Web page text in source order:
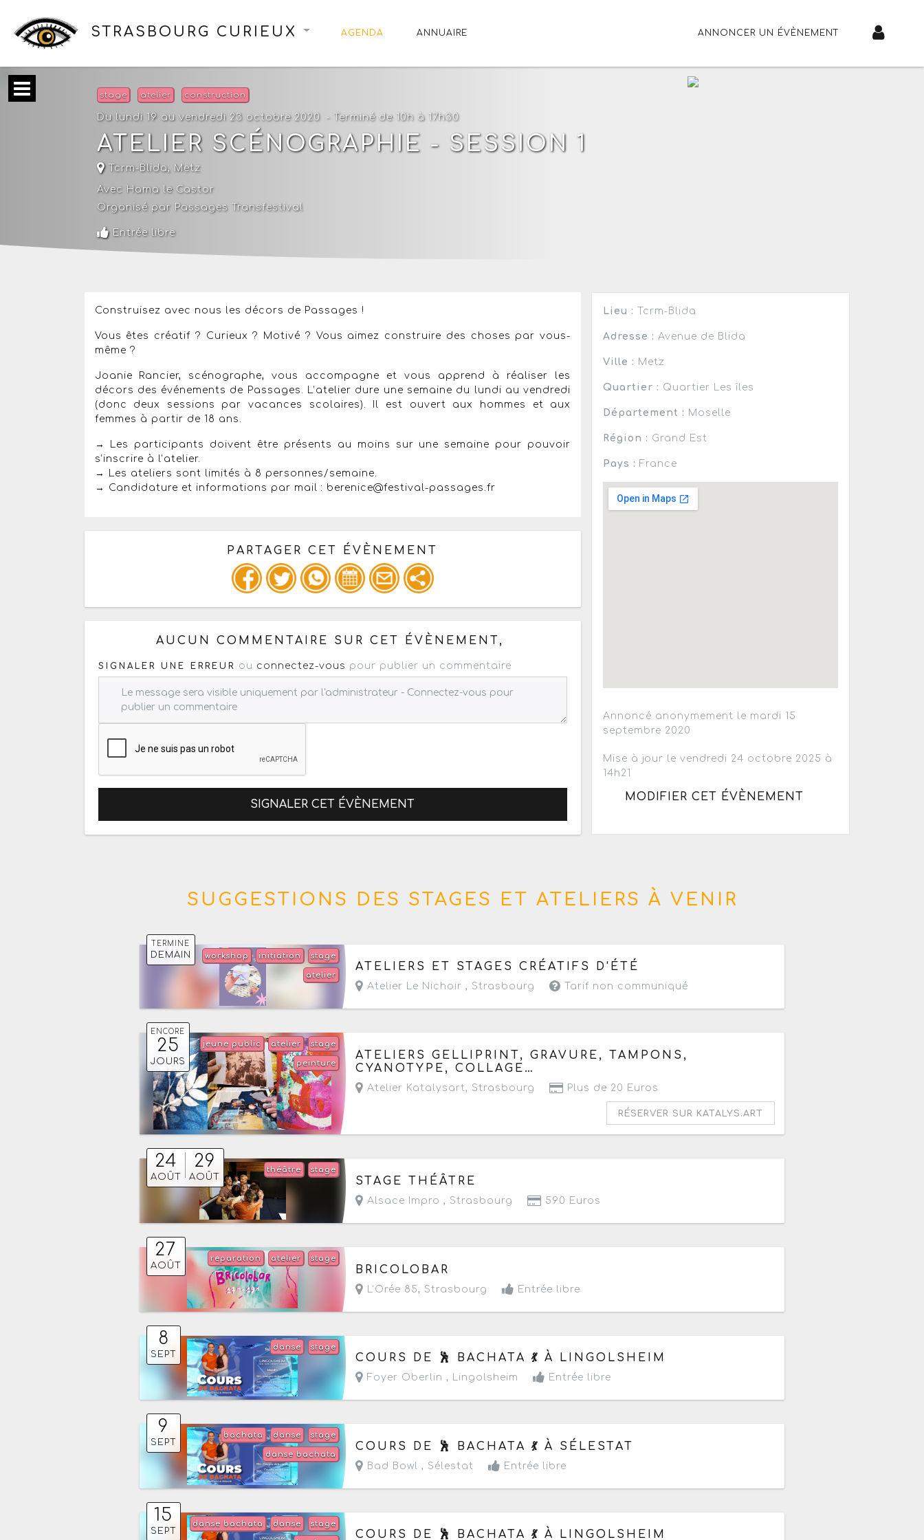
STRASBOURG CURIEUX AGENDA ANNUAIRE ANNONCER UN ÉVÈNEMENT
stage atelier construction
Du lundi 19 au vendredi 23 octobre 2020 - Terminé de 10h à 17h30
ATELIER SCÉNOGRAPHIE - SESSION 1
Tcrm-Blida, Metz
Avec Hama le Castor
Organisé par Passages Transfestival
Entrée libre
Construisez avec nous les décors de Passages !
Vous êtes créatif ? Curieux ? Motivé ? Vous aimez construire des choses par vous-
même ?
Joanie Rancier, scénographe, vous accompagne et vous apprend à réaliser les
décors des événements de Passages. L’atelier dure une semaine du lundi au vendredi
(donc deux sessions par vacances scolaires). Il est ouvert aux hommes et aux
femmes à partir de 18 ans.
→ Les participants doivent être présents au moins sur une semaine pour pouvoir
s’inscrire à l’atelier.
→ Les ateliers sont limités à 8 personnes/semaine.
→ Candidature et informations par mail : berenice@festival-passages.fr
PARTAGER CET ÉVÈNEMENT
Copiez les infos ci-dessous pour un : mail / forum / réseau social
AUCUN COMMENTAIRE SUR CET ÉVÈNEMENT,
SIGNALER UNE ERREUR ou connectez-vous pour publier un commentaire
SIGNALER CET ÉVÈNEMENT
Lieu : Tcrm-Blida
Adresse : Avenue de Blida
Ville : Metz
Quartier : Quartier Les îles
Département : Moselle
Région : Grand Est
Pays : France
Annoncé anonymement le mardi 15
septembre 2020
Mise à jour le vendredi 24 octobre 2025 à
14h21
MODIFIER CET ÉVÈNEMENT
SUGGESTIONS DES STAGES ET ATELIERS À VENIR
TERMINE
DEMAIN stage
initiation
workshop
atelier
Du jeudi 11 juin au vendredi 7 août 2026 - Termine demain
ATELIERS ET STAGES CRÉATIFS D'ÉTÉ
Atelier Le Nichoir , Strasbourg Tarif non communiqué
ENCORE
25
JOURS
stage
atelier
jeune public
peinture
Du jeudi 9 juillet au lundi 31 août 2026
de 10h à 20h
- Prochaine date le jeudi 6 août 2026
ATELIERS GELLIPRINT, GRAVURE, TAMPONS,
CYANOTYPE, COLLAGE…
Atelier Katalysart, Strasbourg Plus de 20 Euros
RÉSERVER SUR KATALYS.ART
24
AOÛT
29
AOÛT
stage
théâtre
Du lundi 24 au samedi 29 août 2026
STAGE THÉÂTRE
Alsace Impro , Strasbourg 590 Euros
27
AOÛT
stage
atelier
reparation
Le jeudi 27 août 2026
BRICOLOBAR
L'Orée 85, Strasbourg Entrée libre
8
SEPT
stage
danse
Le mardi 8 septembre 2026 de 18h30 à 22h
COURS DE 🕺 BACHATA 💃 À LINGOLSHEIM
Foyer Oberlin , Lingolsheim Entrée libre
9
SEPT
stage
danse
bachata
danse bachata
Le mercredi 9 septembre 2026 de 18h30 à 22h
COURS DE 🕺 BACHATA 💃 À SÉLESTAT
Bad Bowl , Sélestat Entrée libre
15
SEPT
stage
danse
danse bachata
Le mardi 15 septembre 2026 de 18h30 à 22h
COURS DE 🕺 BACHATA 💃 À LINGOLSHEIM